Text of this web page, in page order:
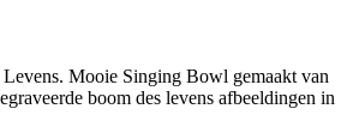
Mooie Singing Bowl gemaakt van
boom des levens afbeeldingen in